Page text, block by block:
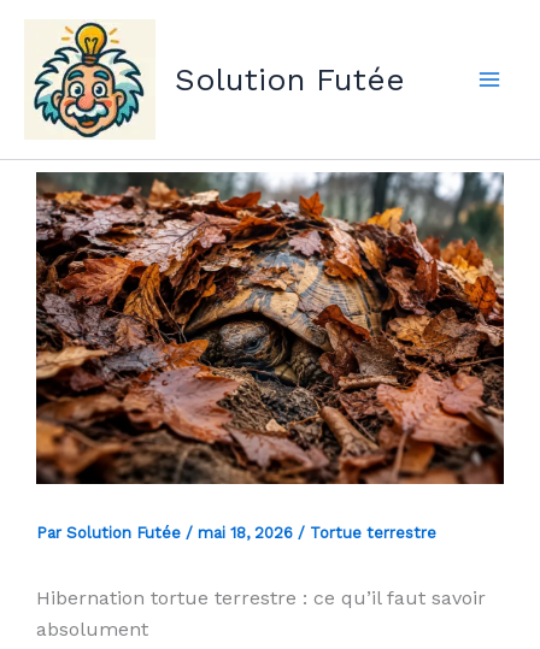
Aller
contenu
Solution Futée
Par Solution Futée / mai 18, 2026 / Tortue terrestre
Hibernation tortue terrestre : ce qu’il faut savoir
absolument